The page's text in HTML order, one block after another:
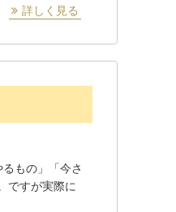
詳しく見る
もの」「今さ
ですが実際に